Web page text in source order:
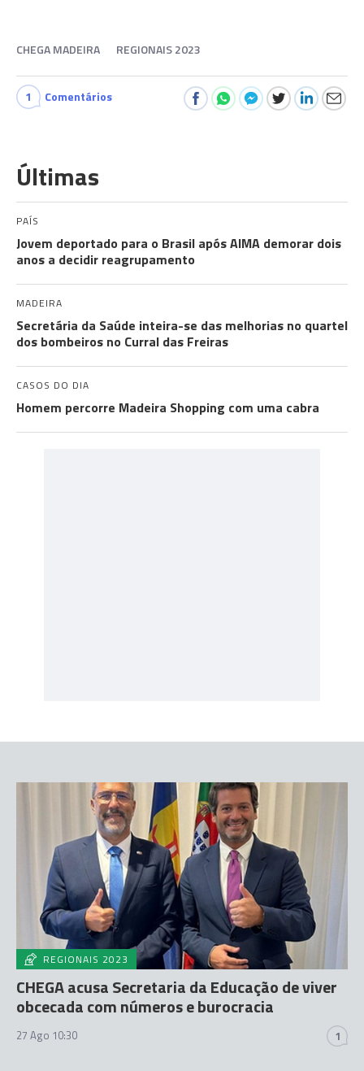
CHEGA MADEIRA REGIONAIS 2023
1 Comentários
Últimas
PAÍS
Jovem deportado para o Brasil após AIMA demorar dois
anos a decidir reagrupamento
MADEIRA
Secretária da Saúde inteira-se das melhorias no quartel
dos bombeiros no Curral das Freiras
CASOS DO DIA
Homem percorre Madeira Shopping com uma cabra
REGIONAIS 2023
CHEGA acusa Secretaria da Educação de viver
obcecada com números e burocracia
27 Ago 10:30 1